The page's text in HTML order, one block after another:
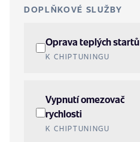
DOPLŇKOVÉ SLUŽBY
Oprava teplých startů
K CHIPTUNINGU
Vypnutí omezovač
rychlosti
K CHIPTUNINGU